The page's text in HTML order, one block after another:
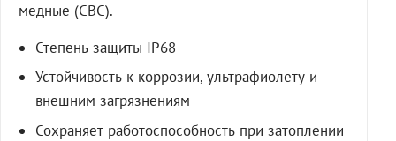
медные (СВС).
Степень защиты IP68
Устойчивость к коррозии, ультрафиолету и
внешним загрязнениям
Сохраняет работоспособность при затоплении